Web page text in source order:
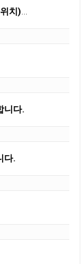
합니다
니다.
다.